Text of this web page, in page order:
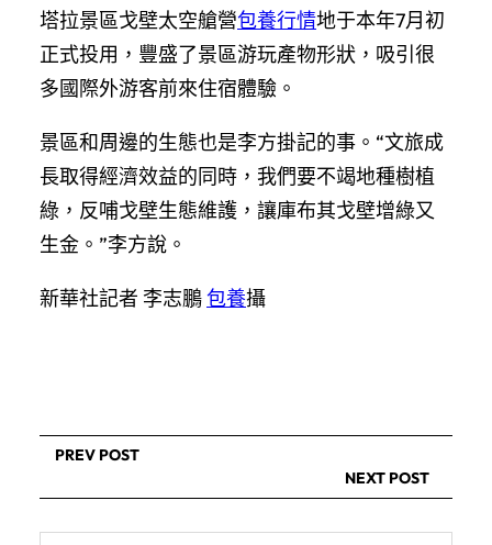
塔拉景區戈壁太空艙營包養行情地于本年7月初
正式投用，豐盛了景區游玩產物形狀，吸引很
多國際外游客前來住宿體驗。
景區和周邊的生態也是李方掛記的事。“文旅成
長取得經濟效益的同時，我們要不竭地種樹植
綠，反哺戈壁生態維護，讓庫布其戈壁增綠又
生金。”李方說。
新華社記者 李志鵬包養攝
PREV POST
NEXT POST